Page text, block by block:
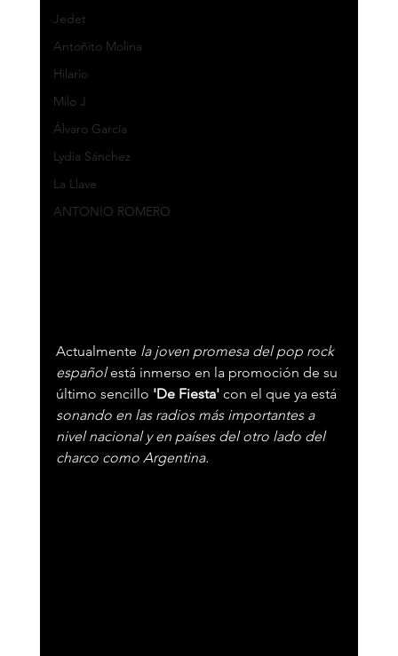
Jedet
Antoñito Molina
Hilario
Milo J
Álvaro García
Lydia Sánchez
La Llave
ANTONIO ROMERO
Actualmente la joven promesa del pop rock
español está inmerso en la promoción de su
último sencillo 'De Fiesta' con el que ya está
sonando en las radios más importantes a
nivel nacional y en países del otro lado del
charco como Argentina.